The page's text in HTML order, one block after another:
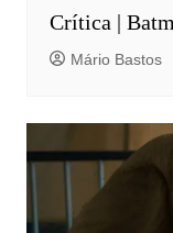
Crítica |
Mário Bastos